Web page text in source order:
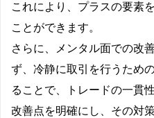
これにより、プラスの要素
ことができます。
さらに、メンタル面での改
ず、冷静に取引を行うため
ることで、トレードの一貫
改善点を明確にし、その対